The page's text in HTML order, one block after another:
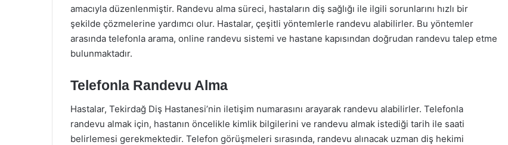
amacıyla düzenlenmiştir. Randevu alma süreci, hastaların diş sağlığı ile ilgili sorunlarını hızlı bir
şekilde çözmelerine yardımcı olur. Hastalar, çeşitli yöntemlerle randevu alabilirler. Bu yöntemler
arasında telefonla arama, online randevu sistemi ve hastane kapısından doğrudan randevu talep etme
bulunmaktadır.
Telefonla Randevu Alma
Hastalar, Tekirdağ Diş Hastanesi’nin iletişim numarasını arayarak randevu alabilirler. Telefonla
randevu almak için, hastanın öncelikle kimlik bilgilerini ve randevu almak istediği tarih ile saati
belirlemesi gerekmektedir. Telefon görüşmeleri sırasında, randevu alınacak uzman diş hekimi